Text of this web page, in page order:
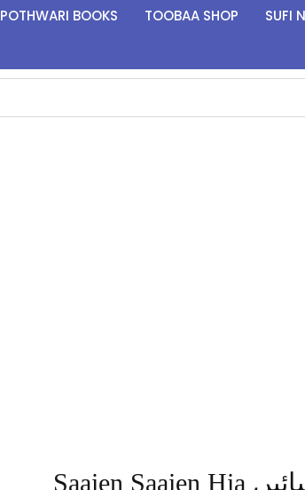
POTHWARI BOOKS TOOBAA SHOP SUFI
Saaien Saaien Hia سائیں سائیں اے شاعر سائیں